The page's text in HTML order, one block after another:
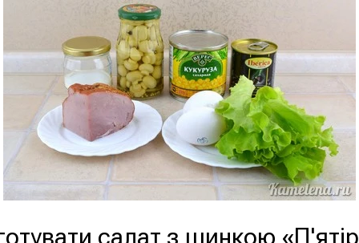
салат з шинкою